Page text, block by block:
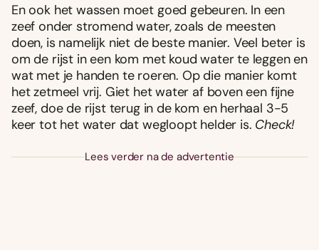
En ook het wassen moet goed gebeuren. In een
zeef onder stromend water, zoals de meesten
doen, is namelijk niet de beste manier. Veel beter is
om de rijst in een kom met koud water te leggen en
wat met je handen te roeren. Op die manier komt
het zetmeel vrij. Giet het water af boven een fijne
zeef, doe de rijst terug in de kom en herhaal 3-5
keer tot het water dat wegloopt helder is. Check!
Lees verder na de advertentie